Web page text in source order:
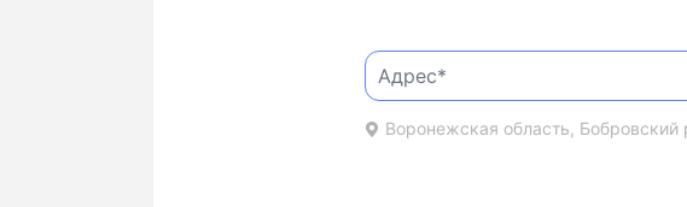
Воронежская область, Бобровский